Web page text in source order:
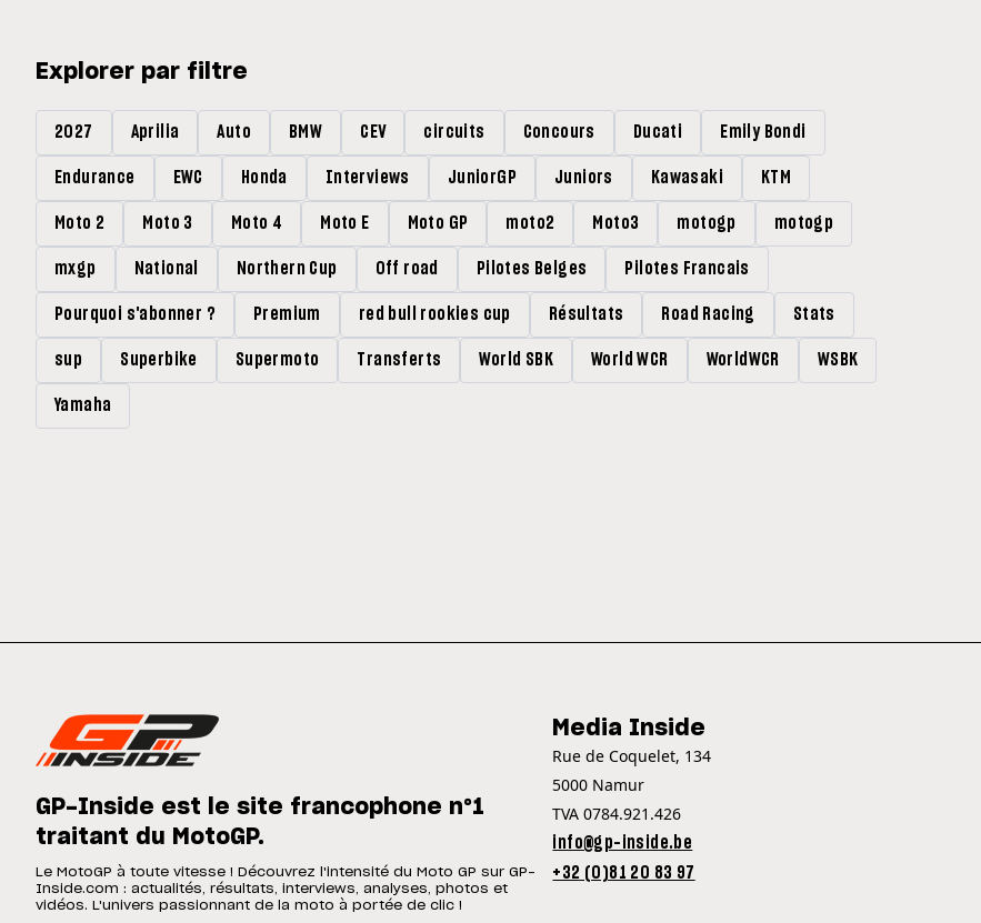
Explorer par filtre
2027 Aprilia Auto BMW CEV circuits Concours Ducati Emily Bondi
Endurance EWC Honda Interviews JuniorGP Juniors Kawasaki KTM
Moto 2 Moto 3 Moto 4 Moto E Moto GP moto2 Moto3 motogp motogp
mxgp National Northern Cup Off road Pilotes Belges Pilotes Francais
Pourquoi s'abonner ? Premium red bull rookies cup Résultats Road Racing Stats
sup Superbike Supermoto Transferts World SBK World WCR WorldWCR WSBK
Yamaha
GP-Inside est le site francophone n°1
traitant du MotoGP.
Le MotoGP à toute vitesse ! Découvrez l'intensité du Moto GP sur GP-
Inside.com : actualités, résultats, interviews, analyses, photos et
vidéos. L'univers passionnant de la moto à portée de clic !
Media Inside
Rue de Coquelet, 134
5000 Namur
TVA 0784.921.426
info@gp-inside.be
+32 (0)81 20 83 97